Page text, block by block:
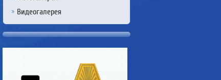
Видеогалерея